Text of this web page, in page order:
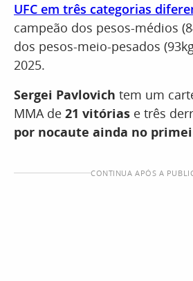
UFC em três categorias
campeão dos pesos-médios
dos pesos-meio-pesados
2025.
Sergei Pavlovich tem um
MMA de 21 vitórias e três
por nocaute ainda no
CONTINUA APÓS A